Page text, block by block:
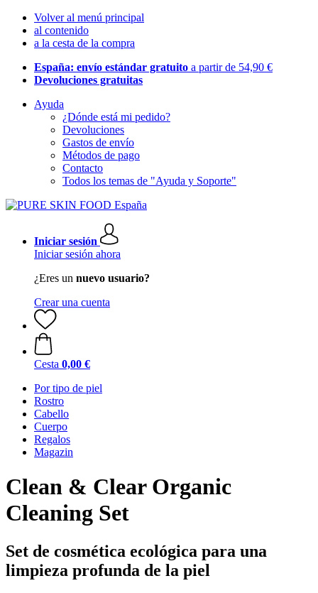
Volver al menú principal
al contenido
a la cesta de la compra
España: envío estándar gratuito a partir de 54,90 €
Devoluciones gratuitas
Ayuda
¿Dónde está mi pedido?
Devoluciones
Gastos de envío
Métodos de pago
Contacto
Todos los temas de "Ayuda y Soporte"
Iniciar sesión
Iniciar sesión ahora
¿Eres un nuevo usuario?
Crear una cuenta
Cesta 0,00 €
Por tipo de piel
Rostro
Cabello
Cuerpo
Regalos
Magazin
Clean & Clear Organic
Cleaning Set
Set de cosmética ecológica para una
limpieza profunda de la piel